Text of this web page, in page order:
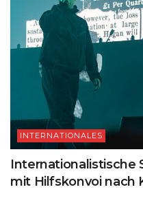
INTERNATIONALES
Internationalistische
mit Hilfskonvoi nach